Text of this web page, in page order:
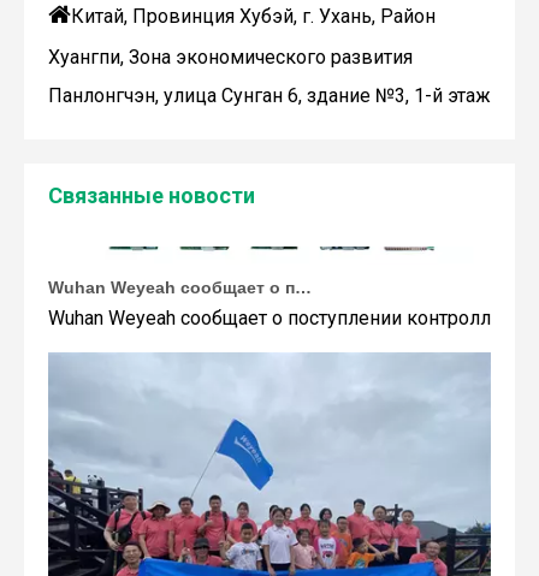
Китай, Провинция Хубэй, г. Ухань, Район
Хуангпи, Зона экономического развития
Панлонгчэн, улица Сунган 6, здание №3, 1-й этаж
Связанные новости
Wuhan Weyeah сообщает о поступлении